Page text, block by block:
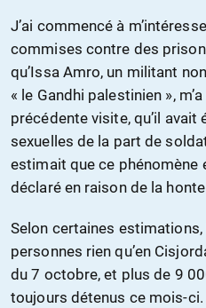
J’ai commencé à
commises contre des
qu’Issa Amro, un militant
« le Gandhi palestinien »,
précédente visite, qu’il avait
sexuelles de la part de
estimait que ce
déclaré en raison de la
Selon certaines
personnes rien qu’en
du 7 octobre, et plus de 9
toujours détenus ce mois-ci.